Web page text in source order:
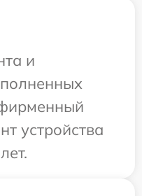
и
устройства